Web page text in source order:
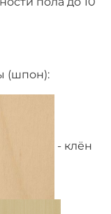
(шпон):
- клён